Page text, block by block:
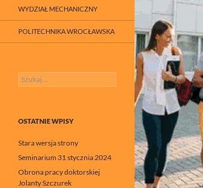
WYDZIAŁ MECHANICZNY
POLITECHNIKA WROCŁAWSKA
Szukaj:
OSTATNIE WPISY
Stara wersja strony
Seminarium 31 stycznia 2024
Obrona pracy doktorskiej
Jolanty Szczurek